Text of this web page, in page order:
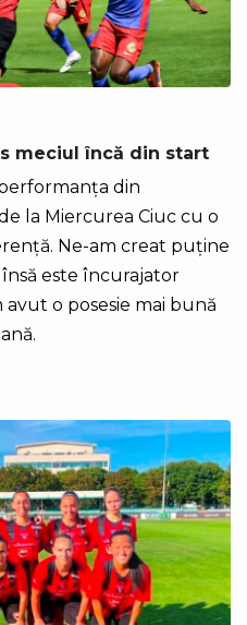
meciul încă din start
din
la Miercurea Ciuc cu o
Ne-am creat puține
este încurajator
o posesie mai bună